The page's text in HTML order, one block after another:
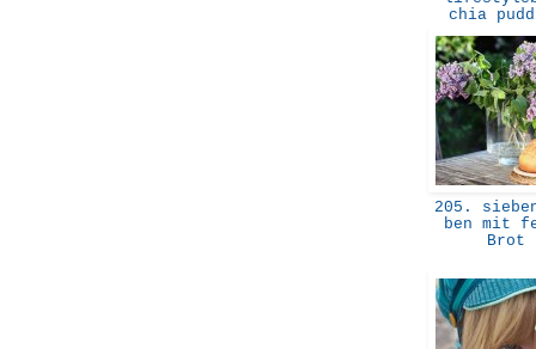
chia
205.
ben mit
Brot